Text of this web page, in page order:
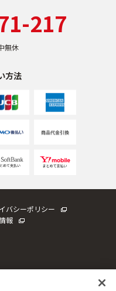
217
無休
方法
バシーポリシー
報